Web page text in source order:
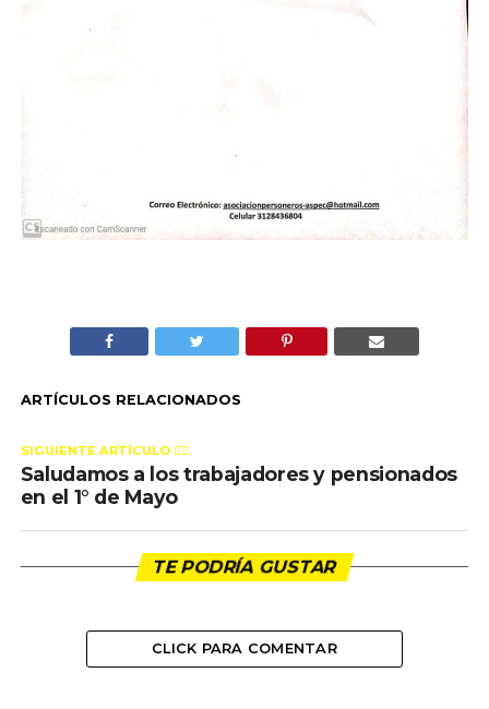
ARTÍCULOS RELACIONADOS
SIGUIENTE ARTÍCULO 👈🏻
Saludamos a los trabajadores y pensionados
en el 1° de Mayo
TE PODRÍA GUSTAR
CLICK PARA COMENTAR